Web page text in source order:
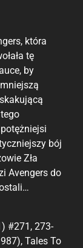
która
tę
by
bój
Zła
Avengers do
#271, 273-
Tales To